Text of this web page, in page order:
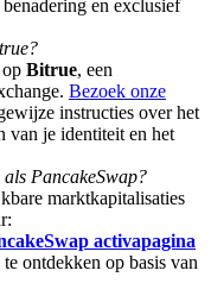
Bonus
en exclusief
Bitrue, een
Bezoek onze
instructies over het
van je identiteit en het
PancakeSwap?
marktkapitalisaties
activapagina
ontdekken op basis van